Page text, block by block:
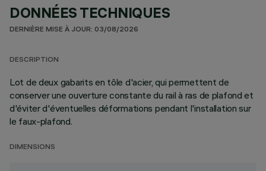
DONNÉES TECHNIQUES
DERNIÈRE MISE À JOUR: 03/08/2026
DESCRIPTION
Lot de deux gabarits en tôle d'acier, qui permettent de
conserver une ouverture constante du rail à ras de plafond et
d'éviter d'éventuelles déformations pendant l'installation sur
le faux-plafond.
DIMENSIONS